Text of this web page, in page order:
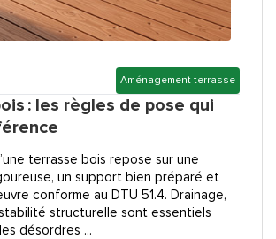
Aménagement terrasse
: les règles de pose qui
terrasse bois repose sur une
un support bien préparé et
conforme au DTU 51.4. Drainage,
structurelle sont essentiels
désordres ...